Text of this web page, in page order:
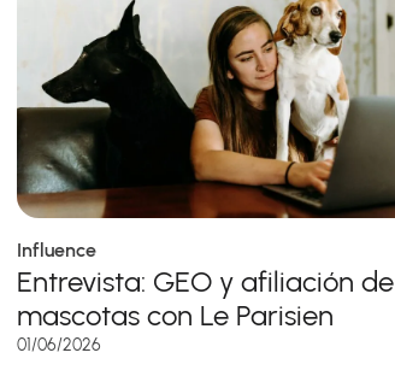
Influence
Entrevista: GEO y afiliación de
mascotas con Le Parisien
01/06/2026